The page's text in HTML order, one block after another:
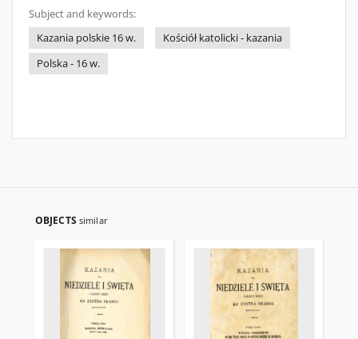
Subject and keywords:
Kazania polskie 16 w.
Kościół katolicki - kazania
Polska - 16 w.
OBJECTS similar